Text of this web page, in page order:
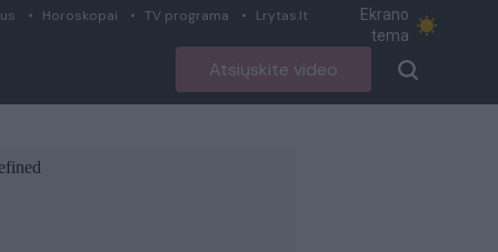
Horoskopai TV programa Lrytas.lt
Ekrano
tema
Atsiųskite video